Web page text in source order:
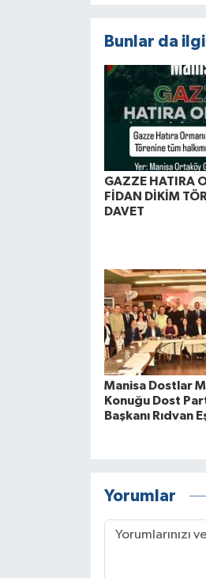
Bunlar da
GAZZE HATIRA
FİDAN DİKİM
DAVET
Manisa Dostlar
Konuğu Dost
Başkanı Rıdvan
Yorumlar